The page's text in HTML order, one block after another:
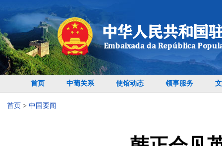
首页 中葡关系 使馆动态 领事服务
首页 > 中国要闻